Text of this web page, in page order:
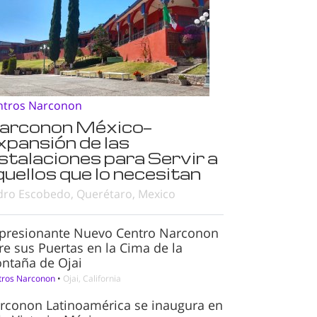
Narconon
México—
de las
para Servir a
que lo necesitan
Escobedo, Querétaro, Mexico
Nuevo Centro Narconon
sus Puertas en la Cima de la
de Ojai
Narconon • Ojai, California
Latinoamérica se inaugura en